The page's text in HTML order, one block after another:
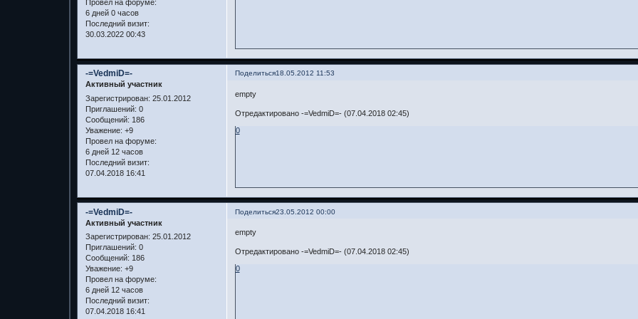
Провел на форуме:
6 дней 0 часов
Последний визит:
30.03.2022 00:43
Поделиться18.05.2012 11:53
-=VedmiD=-
Активный участник
Зарегистрирован: 25.01.2012
Приглашений: 0
Сообщений: 186
Уважение: +9
Провел на форуме:
6 дней 12 часов
Последний визит:
07.04.2018 16:41
empty
Отредактировано -=VedmiD=- (07.04.2018 02:45)
0
Поделиться23.05.2012 00:00
-=VedmiD=-
Активный участник
Зарегистрирован: 25.01.2012
Приглашений: 0
Сообщений: 186
Уважение: +9
Провел на форуме:
6 дней 12 часов
Последний визит:
07.04.2018 16:41
empty
Отредактировано -=VedmiD=- (07.04.2018 02:45)
0